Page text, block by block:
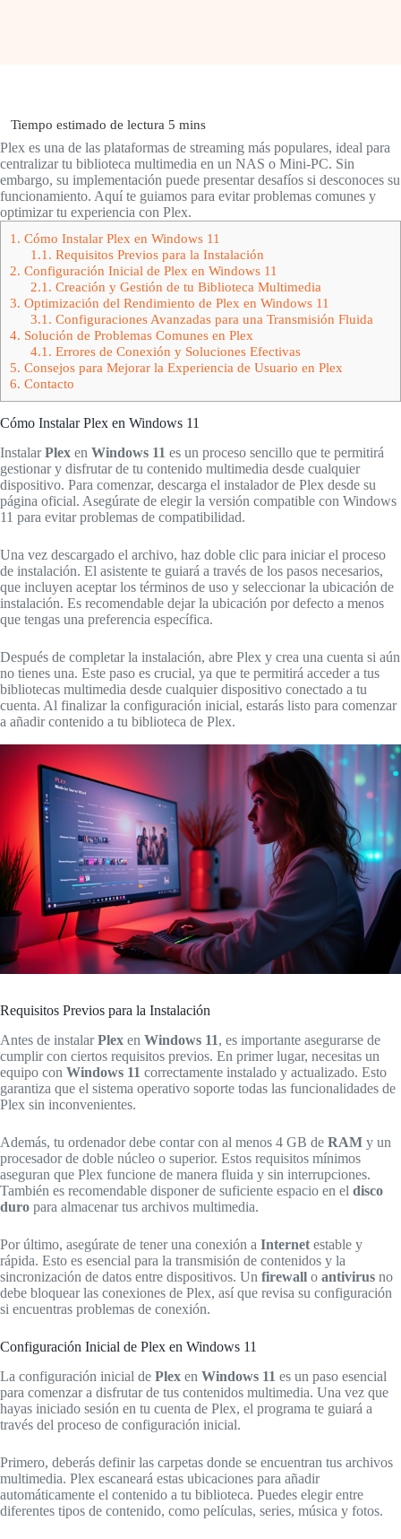
Plex es una de las plataformas de streaming más populares, ideal para
centralizar tu biblioteca multimedia en un NAS o Mini-PC. Sin
embargo, su implementación puede presentar desafíos si desconoces su
funcionamiento. Aquí te guiamos para evitar problemas comunes y
optimizar tu experiencia con Plex.
1. Cómo Instalar Plex en Windows 11
1.1. Requisitos Previos para la Instalación
2. Configuración Inicial de Plex en Windows 11
2.1. Creación y Gestión de tu Biblioteca Multimedia
3. Optimización del Rendimiento de Plex en Windows 11
3.1. Configuraciones Avanzadas para una Transmisión Fluida
4. Solución de Problemas Comunes en Plex
4.1. Errores de Conexión y Soluciones Efectivas
5. Consejos para Mejorar la Experiencia de Usuario en Plex
6. Contacto
Cómo Instalar Plex en Windows 11
InstalarPlex en Windows 11 es un proceso sencillo que te permitirá
gestionar y disfrutar de tu contenido multimedia desde cualquier
dispositivo. Para comenzar, descarga el instalador de Plex desde su
página oficial. Asegúrate de elegir la versión compatible con Windows
11 para evitar problemas de compatibilidad.
Una vez descargado el archivo, haz doble clic para iniciar el proceso
de instalación. El asistente te guiará a través de los pasos necesarios,
que incluyen aceptar los términos de uso y seleccionar la ubicación de
instalación. Es recomendable dejar la ubicación por defecto a menos
que tengas una preferencia específica.
Después de completar la instalación, abre Plex y crea una cuenta si aún
no tienes una. Este paso es crucial, ya que te permitirá acceder a tus
bibliotecas multimedia desde cualquier dispositivo conectado a tu
cuenta. Al finalizar la configuración inicial, estarás listo para comenzar
a añadir contenido a tu biblioteca de Plex.
Requisitos Previos para la Instalación
Antes de instalarPlex en Windows 11, es importante asegurarse de
cumplir con ciertos requisitos previos. En primer lugar, necesitas un
equipo con Windows 11 correctamente instalado y actualizado. Esto
garantiza que el sistema operativo soporte todas las funcionalidades de
Plex sin inconvenientes.
Además, tu ordenador debe contar con al menos 4 GB de RAM y un
procesador de doble núcleo o superior. Estos requisitos mínimos
aseguran que Plex funcione de manera fluida y sin interrupciones.
También es recomendable disponer de suficiente espacio en el disco
duro para almacenar tus archivos multimedia.
Por último, asegúrate de tener una conexión a Internet estable y
rápida. Esto es esencial para la transmisión de contenidos y la
sincronización de datos entre dispositivos. Un firewall o antivirus no
debe bloquear las conexiones de Plex, así que revisa su configuración
si encuentras problemas de conexión.
Configuración Inicial de Plex en Windows 11
La configuración inicial de Plex en Windows 11 es un paso esencial
para comenzar a disfrutar de tus contenidos multimedia. Una vez que
hayas iniciado sesión en tu cuenta de Plex, el programa te guiará a
través del proceso de configuración inicial.
Primero, deberás definir las carpetas donde se encuentran tus archivos
multimedia. Plex escaneará estas ubicaciones para añadir
automáticamente el contenido a tu biblioteca. Puedes elegir entre
diferentes tipos de contenido, como películas, series, música y fotos.